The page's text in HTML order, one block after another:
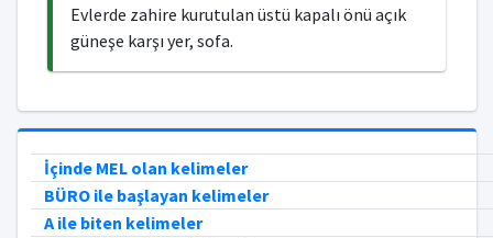
Evlerde zahire kurutulan üstü kapalı önü açık
güneşe karşı yer, sofa.
İçinde MEL olan kelimeler
BÜRO ile başlayan kelimeler
A ile biten kelimeler